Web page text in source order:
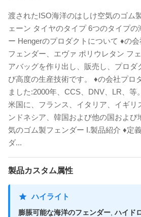
渡されたISO海洋のはしけ空気のゴム
ェーン タイヤのタイプ 6つのタイプ
ー Hengerのプロダクトについて ♦の
フェンダー、エヴァ ポリウレタン フ
アバッグを作り出し、販売し、プロダ
び高度の生産技術です。 ♦の会社プロ
ました:2000年、CCS、DNV、LR、等
米国に、フランス、イタリア、イギリ
ンドネシア、韓国および他の国および
気のゴム製フェンダー I.製品紹介 ♦定
ダ...
製品カスタム属性
ハイライト
膨脹可能な海洋のフェンダー ,ハイド